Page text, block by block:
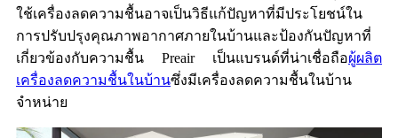
ใช้เครื่องลดความชื้นอาจเป็นวิธีแก้ปัญหาที่มีประโยชน์ใน
การปรับปรุงคุณภาพอากาศภายในบ้านและป้องกันปัญหาที่
เกี่ยวข้องกับความชื้น Preair เป็นแบรนด์ที่น่าเชื่อถือผู้ผลิต
เครื่องลดความชื้นในบ้านซึ่งมีเครื่องลดความชื้นในบ้าน
จำหน่าย